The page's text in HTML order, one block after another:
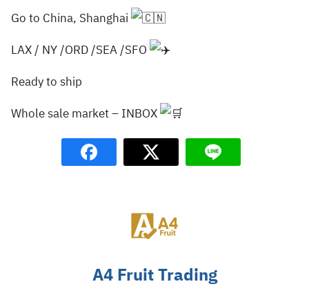
Go to China, Shanghai
LAX / NY /ORD /SEA /SFO
Ready to ship
Whole sale market – INBOX
A4 Fruit Trading